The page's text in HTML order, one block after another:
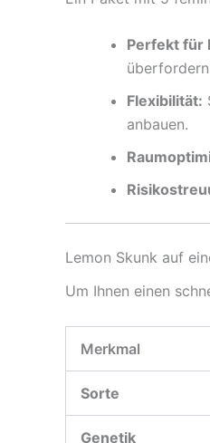
Perfekt für
Flexibilität:
anbauen.
Lemon Skunk auf
Um Ihnen einen
Merkmal
Sorte
Genetik